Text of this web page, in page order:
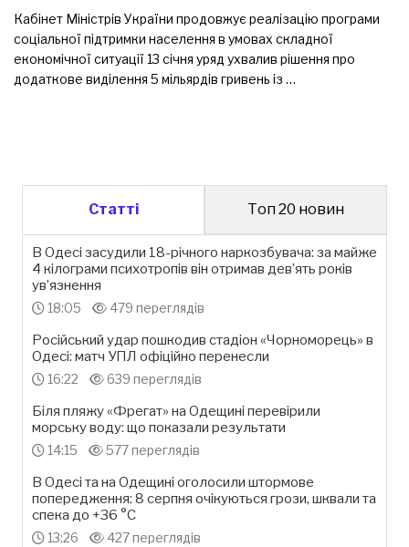
Кабінет Міністрів України продовжує реалізацію програми
соціальної підтримки населення в умовах складної
економічної ситуації 13 січня уряд ухвалив рішення про
додаткове виділення 5 мільярдів гривень із …
Статті Топ 20 новин
В Одесі засудили 18-річного наркозбувача: за майже
4 кілограми психотропів він отримав дев’ять років
ув’язнення
18:05 479 переглядів
Російський удар пошкодив стадіон «Чорноморець» в
Одесі: матч УПЛ офіційно перенесли
16:22 639 переглядів
Біля пляжу «Фрегат» на Одещині перевірили
морську воду: що показали результати
14:15 577 переглядів
В Одесі та на Одещині оголосили штормове
попередження: 8 серпня очікуються грози, шквали та
спека до +36 °С
13:26 427 переглядів